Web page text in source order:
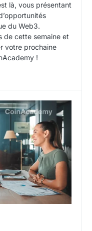
là, vous présentant
du Web3.
de cette semaine et
votre prochaine
!
la semaine du 30